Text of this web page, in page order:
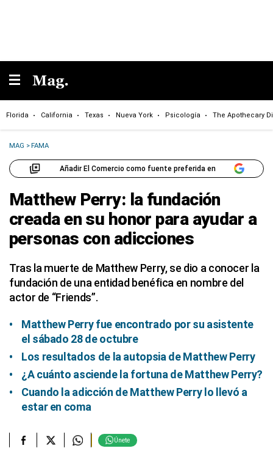
Florida California Texas Nueva York Psicología The Apothecary
MAG >FAMA
Añadir El Comercio como fuente preferida en
Matthew Perry: la fundación
creada en su honor para ayudar a
personas con adicciones
Tras la muerte de Matthew Perry, se dio a conocer la
fundación de una entidad benéfica en nombre del
actor de “Friends”.
Matthew Perry fue encontrado por su asistente
el sábado 28 de octubre
Los resultados de la autopsia de Matthew Perry
¿A cuánto asciende la fortuna de Matthew Perry?
Cuando la adicción de Matthew Perry lo llevó a
estar en coma
Únete